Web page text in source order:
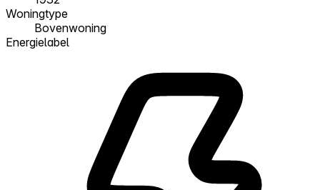
Woningtype
Bovenwoning
Energielabel